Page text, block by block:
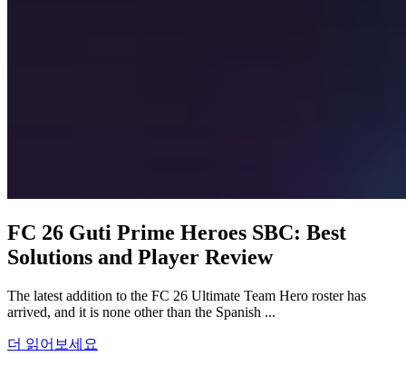
FC 26 Guti Prime Heroes SBC: Best
Solutions and Player Review
The latest addition to the FC 26 Ultimate Team Hero roster has
arrived, and it is none other than the Spanish ...
더 읽어보세요